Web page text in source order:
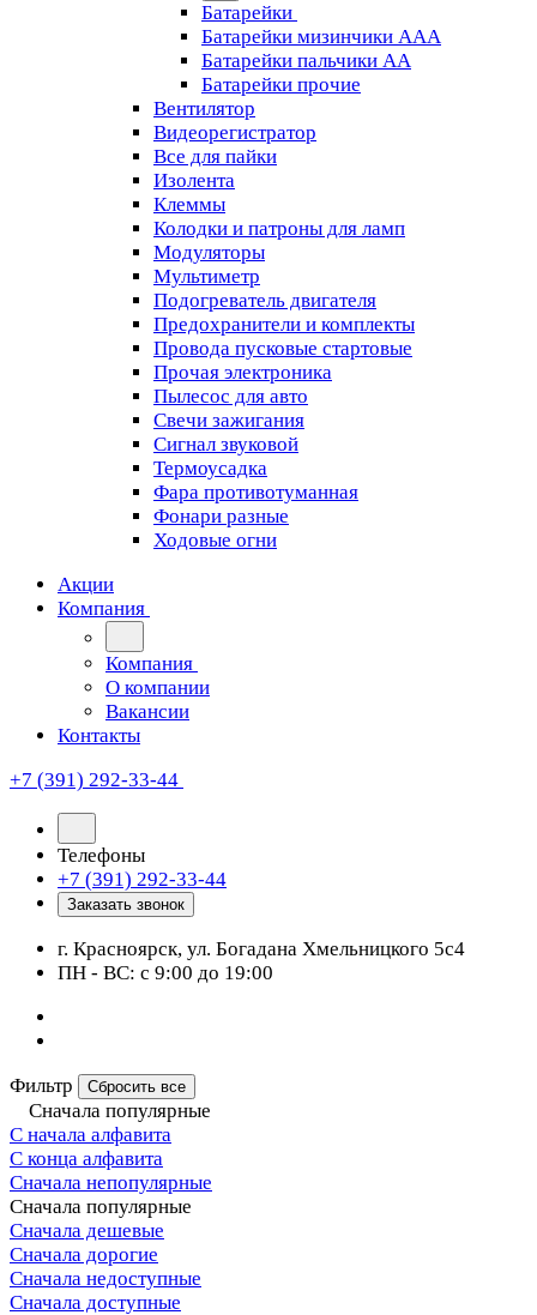
Батарейки
Батарейки мизинчики ААА
Батарейки пальчики АА
Батарейки прочие
Вентилятор
Видеорегистратор
Все для пайки
Изолента
Клеммы
Колодки и патроны для ламп
Модуляторы
Мультиметр
Подогреватель двигателя
Предохранители и комплекты
Провода пусковые стартовые
Прочая электроника
Пылесос для авто
Свечи зажигания
Сигнал звуковой
Термоусадка
Фара противотуманная
Фонари разные
Ходовые огни
Акции
Компания
Компания
О компании
Вакансии
Контакты
+7 (391) 292-33-44
Телефоны
+7 (391) 292-33-44
Заказать звонок
г. Красноярск, ул. Богадана Хмельницкого 5с4
ПН - ВС: с 9:00 до 19:00
Фильтр Сбросить все
Сначала популярные
С начала алфавита
С конца алфавита
Сначала непопулярные
Сначала популярные
Сначала дешевые
Сначала дорогие
Сначала недоступные
Сначала доступные